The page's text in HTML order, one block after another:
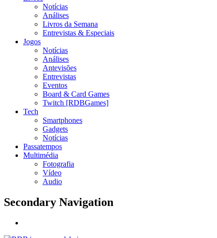
Notícias
Análises
Livros da Semana
Entrevistas & Especiais
Jogos
Notícias
Análises
Antevisões
Entrevistas
Eventos
Board & Card Games
Twitch [RDBGames]
Tech
Smartphones
Gadgets
Notícias
Passatempos
Multimédia
Fotografia
Vídeo
Audio
Secondary Navigation